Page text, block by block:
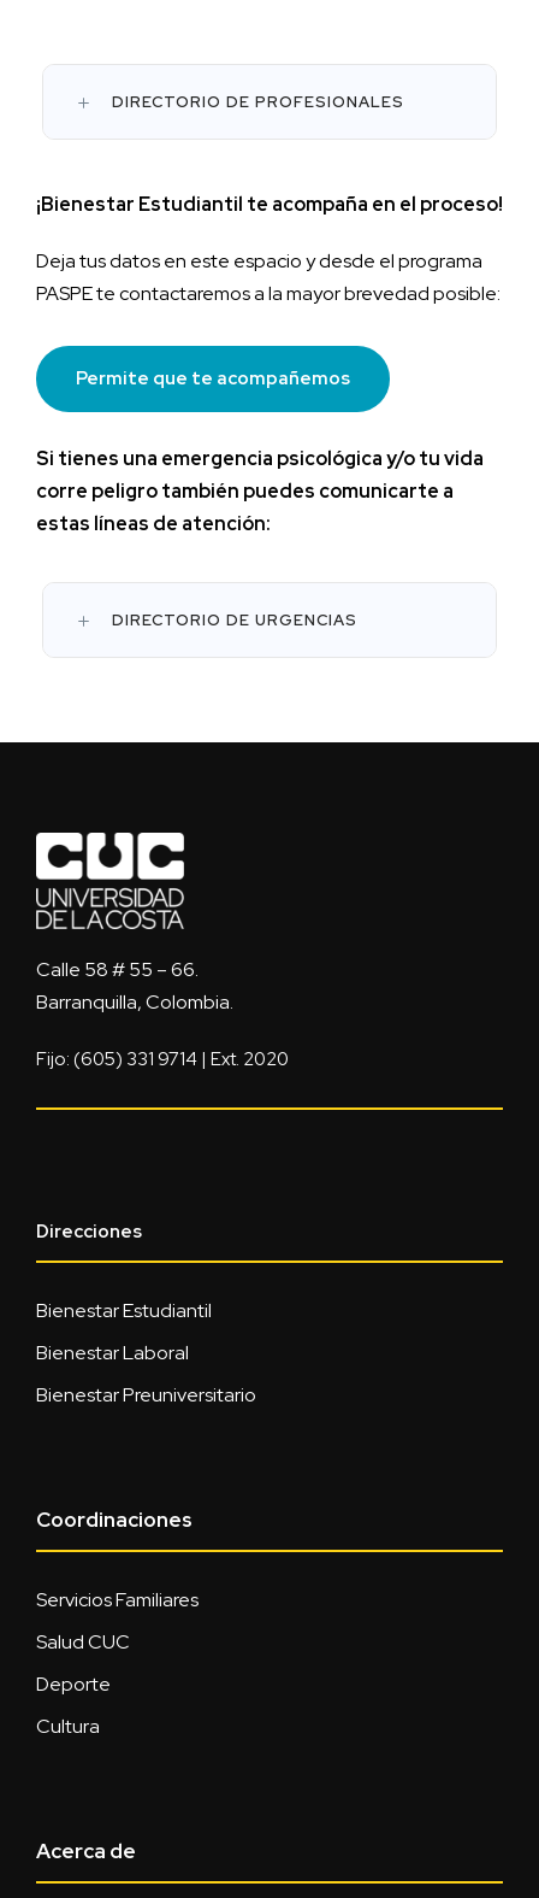
DIRECTORIO DE PROFESIONALES
¡Bienestar Estudiantil te acompaña en el proceso!
Deja tus datos en este espacio y desde el programa
PASPE te contactaremos a la mayor brevedad posible:
Permite que te acompañemos
Si tienes una emergencia psicológica y/o tu vida
corre peligro también puedes comunicarte a
estas líneas de atención:
DIRECTORIO DE URGENCIAS
Calle 58 # 55 – 66.
Barranquilla, Colombia.
Fijo: (605) 331 9714 | Ext. 2020
Direcciones
Bienestar Estudiantil
Bienestar Laboral
Bienestar Preuniversitario
Coordinaciones
Servicios Familiares
Salud CUC
Deporte
Cultura
Acerca de